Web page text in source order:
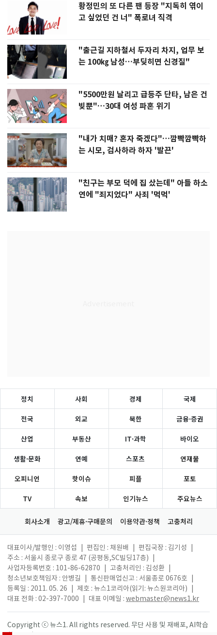
황정민의 또 다른 팬 등장 "지독히 엮이
고 싶었던 건 너" 폭로녀 직격
"출근길 지하철서 두자리 차지, 업무 보
는 100㎏ 남성…부딪히면 신경질"
"5500만원 날리고 급등주 단타, 남은 건
빚뿐"…30대 여성 파혼 위기
"내가 치매? 혼자 죽겠다"…깜빡깜빡하
는 시모, 검사하라 하자 '발끈'
"친구는 부모 덕에 집 샀는데" 아들 하소
연에 "죄지었다" 사죄 '먹먹'
정치 사회 경제 국제
전국 외교 북한 금융·증권
산업 부동산 IT·과학 바이오
생활·문화 연예 스포츠 연재물
오피니언 핫이슈 피플 포토
TV 속보 인기뉴스 주요뉴스
회사소개 광고/제휴·구매문의 이용약관·정책 고충처리
대표이사/발행인 : 이영섭 편집인 : 채원배 편집국장 : 김기성
주소 : 서울시 종로구 종로 47 (공평동,SC빌딩17층)
사업자등록번호 : 101-86-62870
고충처리인 : 김성환
청소년보호책임자 : 안병길
통신판매업신고 : 서울종로 0676호
등록일 : 2011. 05. 26
제호 : 뉴스1코리아(읽기: 뉴스원코리아)
대표 전화 : 02-397-7000
대표 이메일 : webmaster@news1.kr
Copyright ⓒ 뉴스1. All rights reserved. 무단 사용 및 재배포, AI학습